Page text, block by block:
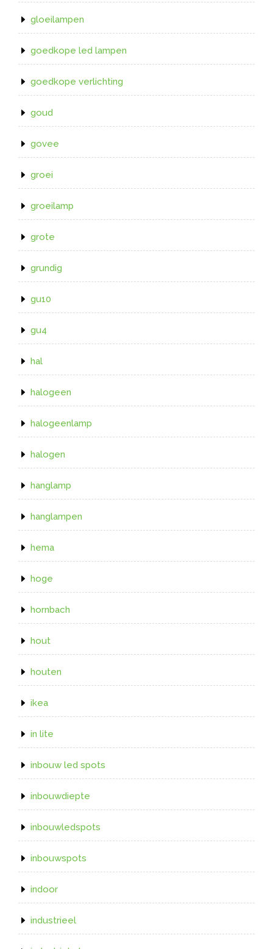
gloeilampen
goedkope led lampen
goedkope verlichting
goud
govee
groei
groeilamp
grote
grundig
gu10
gu4
hal
halogeen
halogeenlamp
halogen
hanglamp
hanglampen
hema
hoge
hornbach
hout
houten
ikea
in lite
inbouw led spots
inbouwdiepte
inbouwledspots
inbouwspots
indoor
industrieel